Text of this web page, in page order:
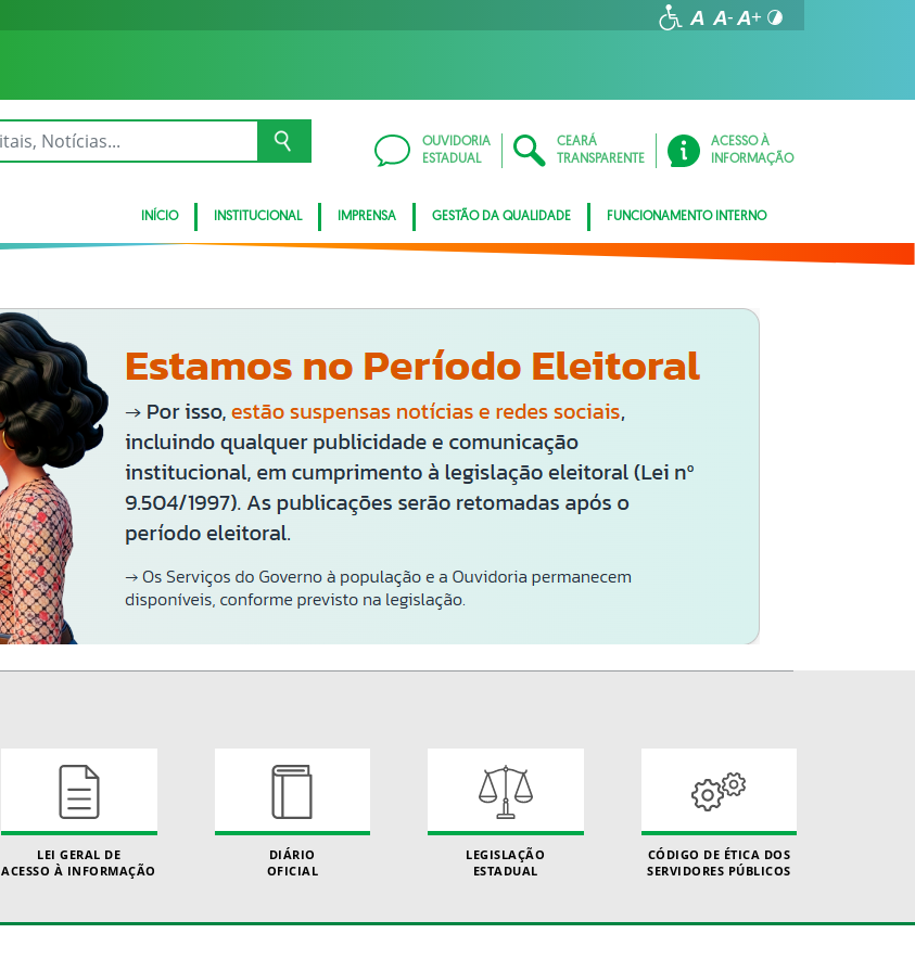
OUVIDORIA
ESTADUAL
CEARÁ
TRANSPARENTE
ACESSO À
INFORMAÇÃO
INÍCIO INSTITUCIONAL IMPRENSA GESTÃO DA QUALIDADE FUNCIONAMENTO INTERNO
LEI GERAL DE
ACESSO À INFORMAÇÃO
DIÁRIO
OFICIAL
LEGISLAÇÃO
ESTADUAL
CÓDIGO DE ÉTICA DOS
SERVIDORES PÚBLICOS